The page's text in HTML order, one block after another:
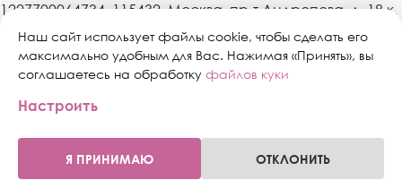
Наш сайт использует файлы cookie, чтобы сделать его
максимально удобным для Вас. Нажимая «Принять», вы
соглашаетесь на обработку файлов куки
Настроить
Я ПРИНИМАЮ ОТКЛОНИТЬ
1227700064734, 115432, Москва, пр-т Андропова, д. 18 к.
3, эт./пом./ком. 9/XIV/1. АО «Альфа-Банк»,
Генеральная лицензия банка России № 1326 от 16
января 2015 г. Скидка предоставляется один раз в
оформлении Альфа-Карты в сервисе «Подели» в
ранее договорных отношений с АО «Альфа-Банк».